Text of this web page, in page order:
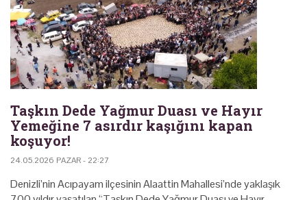
Taşkın Dede Yağmur Duası ve Hayır
Yemeğine 7 asırdır kaşığını kapan
koşuyor!
24.05.2026 PAZAR - 22:27
Denizli’nin Acıpayam ilçesinin Alaattin Mahallesi’nde yaklaşık